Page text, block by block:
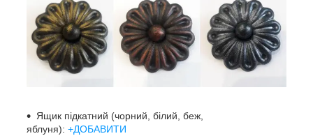
Ящик підкатний (чорний, білий, беж,
яблуня): +ДОБАВИТИ